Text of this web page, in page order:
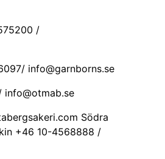
/
info@garnborns.se
info@otmab.se
Södra
+46 10-4568888 /